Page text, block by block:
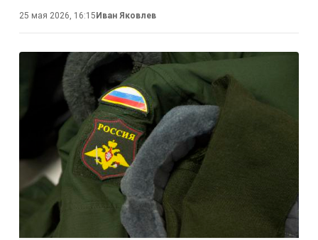
25 мая 2026, 16:15 Иван Яковлев